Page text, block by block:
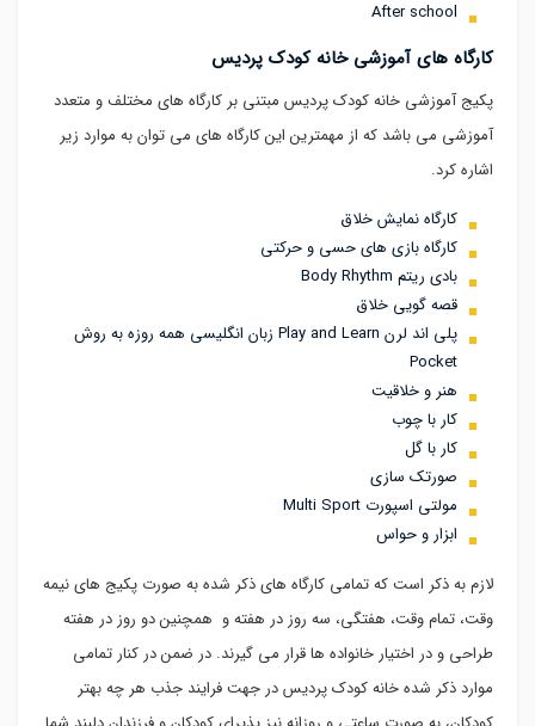
After school
کارگاه های آموزشی خانه کودک پردیس
پکیج آموزشی خانه کودک پردیس مبتنی بر کارگاه های مختلف و متعدد
آموزشی می باشد که از مهمترین این کارگاه های می توان به موارد زیر
اشاره کرد.
کارگاه نمایش خلاق
کارگاه بازی های حسی و حرکتی
بادی ریتم Body Rhythm
قصه گویی خلاق
پلی اند لرن Play and Learn زبان انگلیسی همه روزه به روش
Pocket
هنر و خلاقیت
کار با چوب
کار با گل
صورتک سازی
مولتی اسپورت Multi Sport
ابزار و حواس
لازم به ذکر است که تمامی کارگاه های ذکر شده به صورت پکیج های نیمه
وقت، تمام وقت، هفتگی، سه روز در هفته و همچنین دو روز در هفته
طراحی و در اختیار خانواده ها قرار می گیرند. در ضمن در کنار تمامی
موارد ذکر شده خانه کودک پردیس در جهت فرایند جذب هر چه بهتر